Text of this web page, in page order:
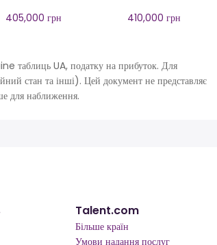
405,000 грн 410,000 грн
таблиць UA, податку на прибуток. Для
стан та інші). Цей документ не представляє
для наближення.
Talent.com
Більше країн
Умови надання послуг